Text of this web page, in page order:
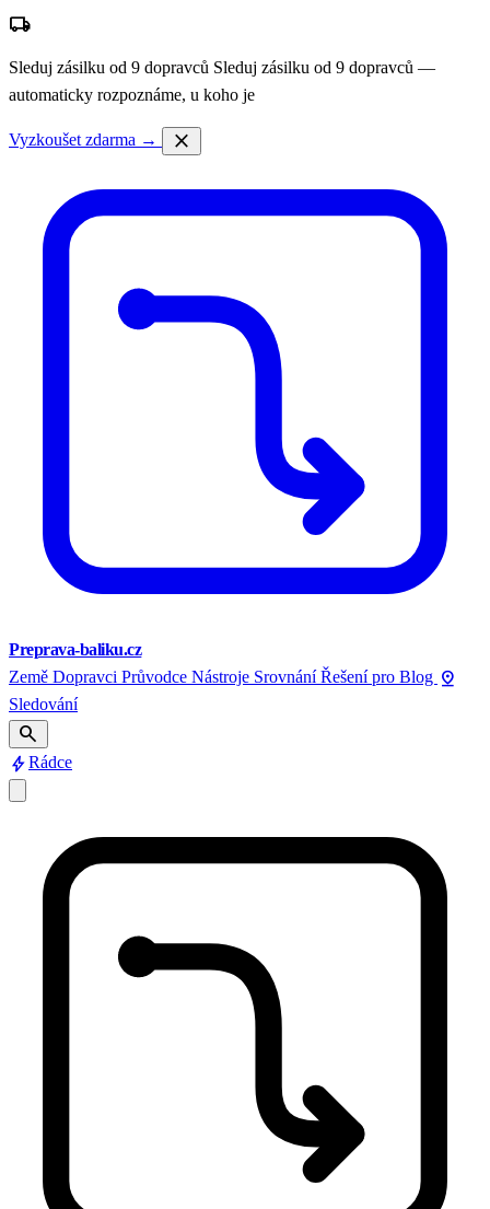
local_shipping
Sleduj zásilku od 9 dopravců Sleduj zásilku od 9 dopravců —
automaticky rozpoznáme, u koho je
Vyzkoušet zdarma → close
Preprava-baliku.cz
Země Dopravci Průvodce Nástroje Srovnání Řešení pro Blog pin_drop
Sledování
search
boltRádce